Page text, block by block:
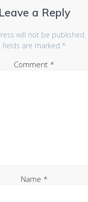
Leave a Reply
will not be published.
fields are marked *
Comment *
Name *